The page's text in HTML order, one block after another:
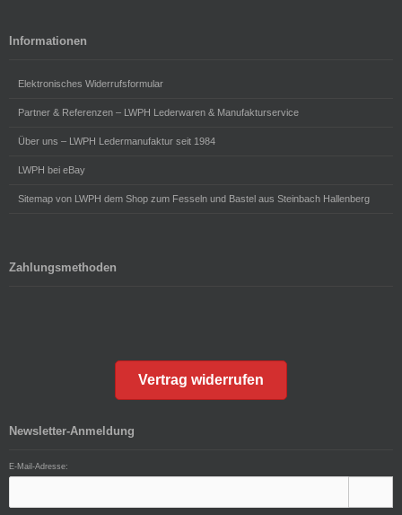
Informationen
Elektronisches Widerrufsformular
Partner & Referenzen – LWPH Lederwaren & Manufakturservice
Über uns – LWPH Ledermanufaktur seit 1984
LWPH bei eBay
Sitemap von LWPH dem Shop zum Fesseln und Bastel aus Steinbach Hallenberg
Zahlungsmethoden
Vertrag widerrufen
Newsletter-Anmeldung
E-Mail-Adresse: